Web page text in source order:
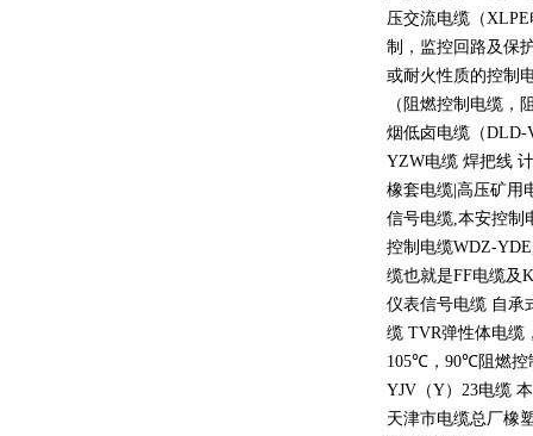
压交流电缆（XLPE
制，监控回路及保
或耐火性质的控制
（阻燃控制电缆，
烟低卤电缆（DLD-
YZW电缆 焊把线
橡套电缆 高压矿用
信号电缆,本安控制
控制电缆WDZ-
缆也就是FF电缆及
仪表信号电缆 自承
缆 TVR弹性体电缆
105℃ ，90℃阻燃
YJV （Y） 23电缆
天津市电缆总厂橡